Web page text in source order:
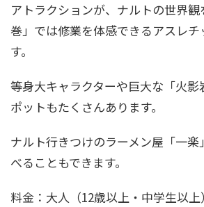
アトラクションが、ナルトの世界
巻」では修業を体感できるアスレチ
す。
等身大キャラクターや巨大な「火影
ポットもたくさんあります。
ナルト行きつけのラーメン屋「一
べることもできます。
料金：大人（12歳以上・中学生以